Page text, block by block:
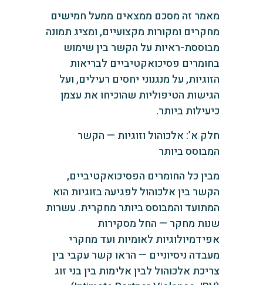
מאמר זה מסכם ממצאים ממעל חמישים
מחקרים ומקורות מקצועיים, ומציג תמונה
מבוססת-ראיות על הקשר בין שימוש
בחומרים פסיכואקטיביים לבריאות
הזוגיות, על מנגנוני יחסים רעילים, ועל
הגישות הטיפוליות שהוכיחו את עצמן
כיעילות ביותר.
חלק א’: אלכוהול וזוגיות — הקשר
המבוסס ביותר
מבין כל החומרים הפסיכואקטיביים,
הקשר בין אלכוהול לפגיעה בזוגיות הוא
המתועד והמבוסס ביותר מחקרית. עשרות
שנות מחקר — החל מסקירות
אפידמיולוגיות לאומיות ועד מחקרי
מעבדה ניסיוניים — הראו קשר עקבי בין
צריכת אלכוהול לבין אלימות בין בני זוג